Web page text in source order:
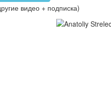
видео + подписка)